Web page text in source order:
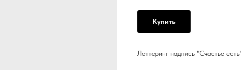
Купить
Леттеринг надпись "Счастье